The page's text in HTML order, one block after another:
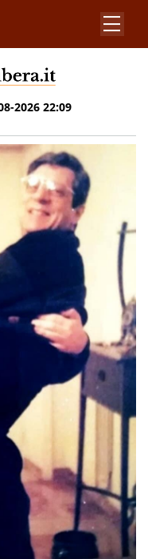
2026 22:09